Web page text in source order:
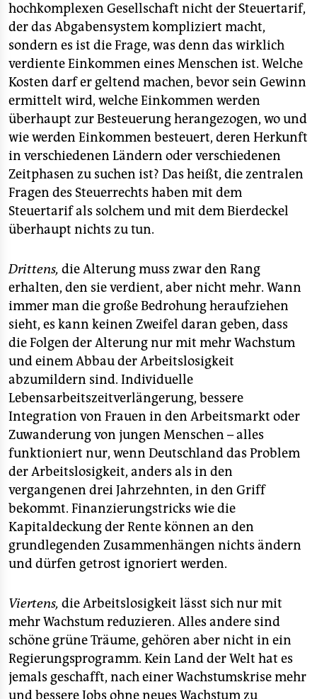
hochkomplexen Gesellschaft nicht der Steuertarif,
der das Abgabensystem kompliziert macht,
sondern es ist die Frage, was denn das wirklich
verdiente Einkommen eines Menschen ist. Welche
Kosten darf er geltend machen, bevor sein Gewinn
ermittelt wird, welche Einkommen werden
überhaupt zur Besteuerung herangezogen, wo und
wie werden Einkommen besteuert, deren Herkunft
in verschiedenen Ländern oder verschiedenen
Zeitphasen zu suchen ist? Das heißt, die zentralen
Fragen des Steuerrechts haben mit dem
Steuertarif als solchem und mit dem Bierdeckel
überhaupt nichts zu tun.
Drittens, die Alterung muss zwar den Rang
erhalten, den sie verdient, aber nicht mehr. Wann
immer man die große Bedrohung heraufziehen
sieht, es kann keinen Zweifel daran geben, dass
die Folgen der Alterung nur mit mehr Wachstum
und einem Abbau der Arbeitslosigkeit
abzumildern sind. Individuelle
Lebensarbeitszeitverlängerung, bessere
Integration von Frauen in den Arbeitsmarkt oder
Zuwanderung von jungen Menschen – alles
funktioniert nur, wenn Deutschland das Problem
der Arbeitslosigkeit, anders als in den
vergangenen drei Jahrzehnten, in den Griff
bekommt. Finanzierungstricks wie die
Kapitaldeckung der Rente können an den
grundlegenden Zusammenhängen nichts ändern
und dürfen getrost ignoriert werden.
Viertens, die Arbeitslosigkeit lässt sich nur mit
mehr Wachstum reduzieren. Alles andere sind
schöne grüne Träume, gehören aber nicht in ein
Regierungsprogramm. Kein Land der Welt hat es
jemals geschafft, nach einer Wachstumskrise mehr
und bessere Jobs ohne neues Wachstum zu